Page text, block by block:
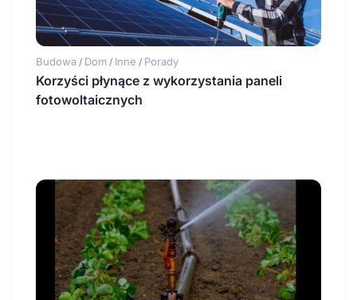
Budowa / Dom / Inne / Porady
Korzyści płynące z wykorzystania paneli
fotowoltaicznych